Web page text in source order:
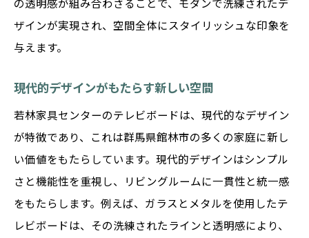
ザインが実現され、空間全体にスタイリッシュな印象を
与えます。
現代的デザインがもたらす新しい空間
若林家具センターのテレビボードは、現代的なデザイン
が特徴であり、これは群馬県館林市の多くの家庭に新し
い価値をもたらしています。現代的デザインはシンプル
さと機能性を重視し、リビングルームに一貫性と統一感
をもたらします。例えば、ガラスとメタルを使用したテ
レビボードは、その洗練されたラインと透明感により、